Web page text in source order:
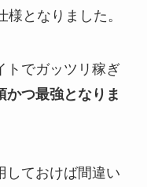
となりました。
トでガッツリ稼ぎ
かつ最強となりま
しておけば間違い